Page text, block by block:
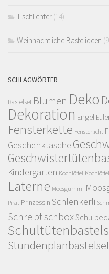
Tischlichter (14)
Weihnachtliche Bastelideen
SCHLAGWÖRTER
Bastelset Blumen Deko
Dekoration Engel
Fensterkette Fensterlicht
Geschenktasche
Kindergarten Kochlöffel
Laterne Moosgummi
Pirat Prinzessin Schlenkerli
Schreibtischbox